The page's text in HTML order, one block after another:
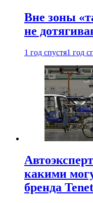
Вне зоны
не
1 год спустя1 год
какими
бренда Tenet